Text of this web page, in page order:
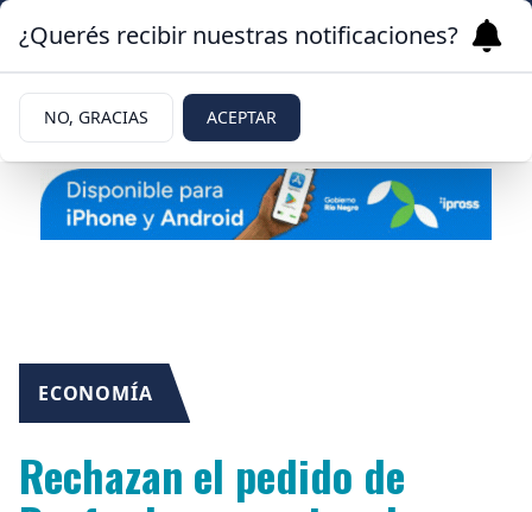
ECONOMÍA
Rechazan el pedido de
¿Querés recibir nuestras notificaciones?
NO, GRACIAS ACEPTAR